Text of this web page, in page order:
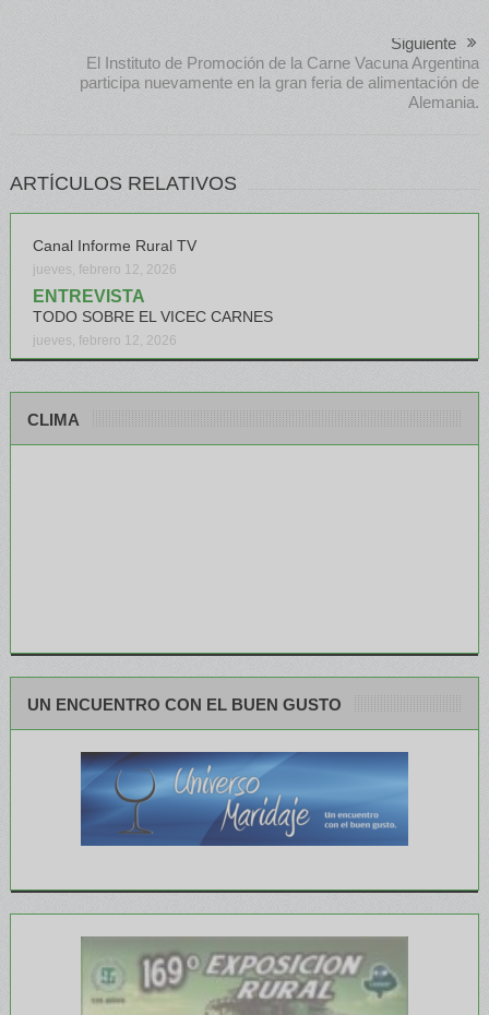
Siguiente
El Instituto de Promoción de la Carne Vacuna Argentina
participa nuevamente en la gran feria de alimentación de
Alemania.
ARTÍCULOS RELATIVOS
Canal Informe Rural TV
jueves, febrero 12, 2026
ENTREVISTA
TODO SOBRE EL VICEC CARNES
jueves, febrero 12, 2026
CLIMA
UN ENCUENTRO CON EL BUEN GUSTO